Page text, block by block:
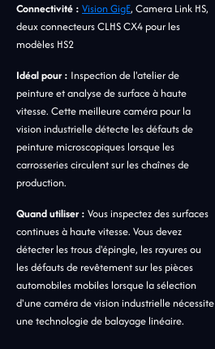
Connectivité : Vision GigE, Camera Link HS,
deux connecteurs CLHS CX4 pour les
modèles HS2
Idéal pour : Inspection de l'atelier de
peinture et analyse de surface à haute
vitesse. Cette meilleure caméra pour la
vision industrielle détecte les défauts de
peinture microscopiques lorsque les
carrosseries circulent sur les chaînes de
production.
Quand utiliser : Vous inspectez des surfaces
continues à haute vitesse. Vous devez
détecter les trous d'épingle, les rayures ou
les défauts de revêtement sur les pièces
automobiles mobiles lorsque la sélection
d'une caméra de vision industrielle nécessite
une technologie de balayage linéaire.